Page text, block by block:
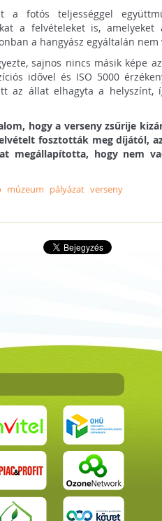
a fotós teljességgel
a felvételeket is,
a hangyász egyáltalán
sajnos nincs másik képe
idővel és ISO 5000
az állat elhagyta a
hogy a verseny zsűrije
fosztották meg díjától,
megállapította, hogy nem
múzeum pályázat verseny